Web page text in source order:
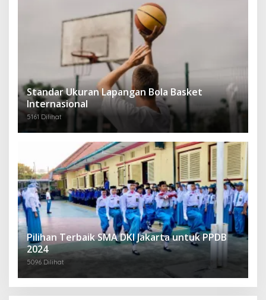
Standar Ukuran Lapangan Bola Basket
Internasional
5161 Dilihat
Pilihan Terbaik SMA DKI Jakarta untuk PPDB
2024
5096 Dilihat